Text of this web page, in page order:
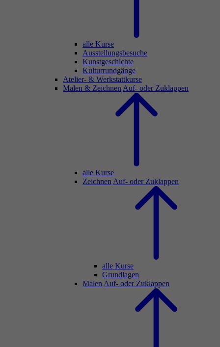
alle Kurse
Ausstellungsbesuche
Kunstgeschichte
Kulturrundgänge
Atelier- & Werkstattkurse
Malen & Zeichnen Auf- oder Zuklappen
alle Kurse
Zeichnen Auf- oder Zuklappen
alle Kurse
Grundlagen
Malen Auf- oder Zuklappen